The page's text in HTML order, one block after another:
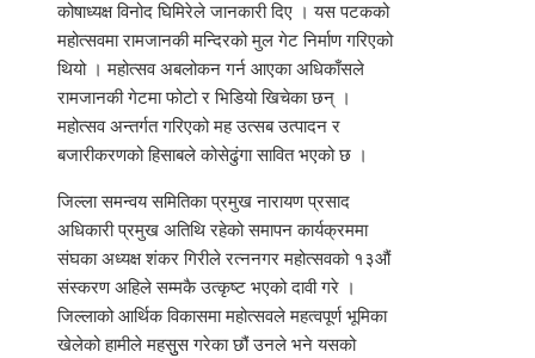
कोषाध्यक्ष विनोद घिमिरेले जानकारी दिए । यस पटकको
महोत्सवमा रामजानकी मन्दिरको मुल गेट निर्माण गरिएको
थियो । महोत्सव अबलोकन गर्न आएका अधिकाँसले
रामजानकी गेटमा फोटो र भिडियो खिचेका छन् ।
महोत्सव अन्तर्गत गरिएको मह उत्सब उत्पादन र
बजारीकरणको हिसाबले कोसेढुंगा सावित भएको छ ।
जिल्ला समन्वय समितिका प्रमुख नारायण प्रसाद
अधिकारी प्रमुख अतिथि रहेको समापन कार्यक्रममा
संघका अध्यक्ष शंकर गिरीले रत्ननगर महोत्सवको १३औं
संस्करण अहिले सम्मकै उत्कृष्ट भएको दावी गरे ।
जिल्लाको आर्थिक विकासमा महोत्सवले महत्वपूर्ण भूमिका
खेलेको हामीले महसुुस गरेका छौं उनले भने यसको